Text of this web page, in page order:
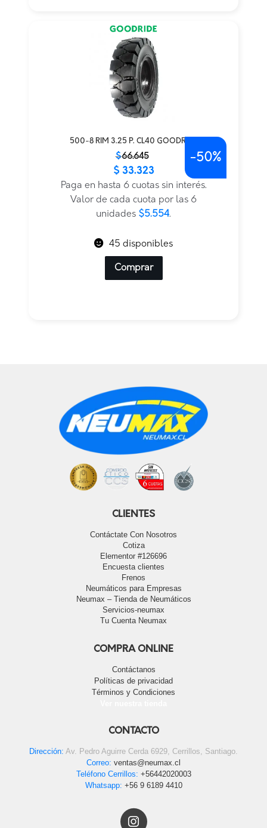
500-8 RIM 3.25 P. CL40 GOODRIDE
$66.645
original
actual
$ 33.323
Paga en hasta 6 cuotas sin interés.
Valor de cada cuota por las 6
unidades $5.554.
-50%
45 disponibles
Comprar
CLIENTES
Contáctate Con Nosotros
Cotiza
Elementor #126696
Encuesta clientes
Frenos
Neumáticos para Empresas
Neumax – Tienda de Neumáticos
Servicios-neumax
Tu Cuenta Neumax
COMPRA ONLINE
Contáctanos
Políticas de privacidad
Términos y Condiciones
CONTACTO
Dirección: Av. Pedro Aguirre Cerda 6929, Cerrillos, Santiago.
Correo: ventas@neumax.cl
Teléfono Cerrillos: +56442020003
Whatsapp: +56 9 6189 4410